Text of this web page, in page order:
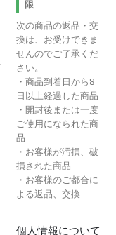
限
次の商品の返品・交
換は、お受けできま
せんのでご了承くだ
さい。
・商品到着日から8
日以上経過した商品
・開封後または一度
ご使用になられた商
品
・お客様が汚損、破
損された商品
・お客様のご都合に
よる返品、交換
個人情報について